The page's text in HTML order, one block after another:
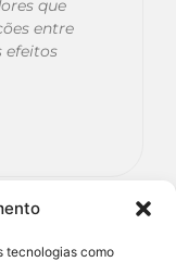
tecnologias como
que
entre
efeitos